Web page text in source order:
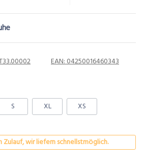
EAN:04250016460343
S XL XS
Zulauf, wir liefern schnellstmöglich.